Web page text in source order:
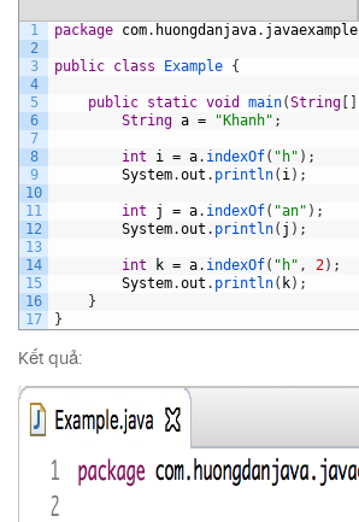
1
2
3
4
5
6
7
8
9
10
11
12
13
14
15
16
17
package com. huongdanjava. javaexample
public class Example {
public static void main(String [ ]
String a = "Khanh" ;
int i = a. indexOf( "h" ) ;
System.out . println( i ) ;
int j = a. indexOf( "an" ) ;
System.out . println( j ) ;
int k = a. indexOf( "h" , 2) ;
System.out . println( k) ;
}
}
Kết quả: